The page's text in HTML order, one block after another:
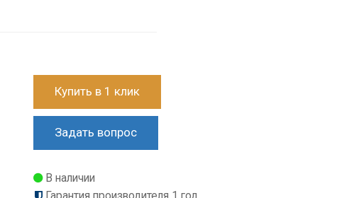
Купить в 1 клик
Задать вопрос
В наличии